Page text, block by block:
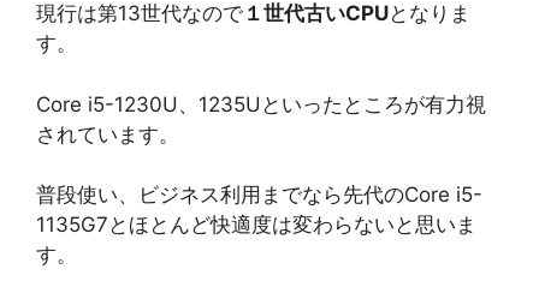
現行は第13世代なので １世代古いCPUとなりま
す。
Core i5-1230U、1235Uといったところが有力視
されています。
普段使い、ビジネス利用までなら先代のCore i5-
1135G7とほとんど快適度は変わらないと思いま
す。